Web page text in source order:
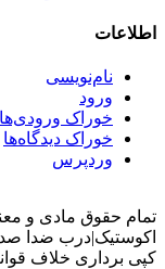
ورودی‌ها
دیدگاه‌ها
مادی و معنوی و
ضدا
خلاف قوانین می